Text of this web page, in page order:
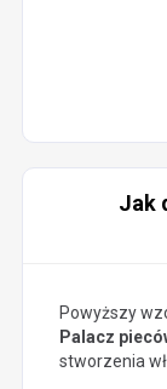
Jak
Powyższy
Palacz
stworzenia